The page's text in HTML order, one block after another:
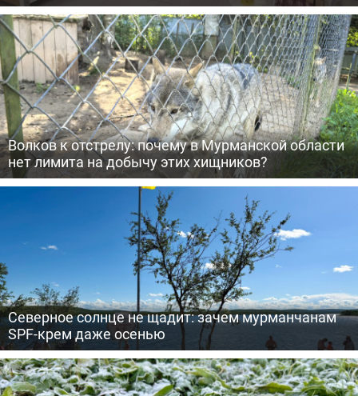
Волков к отстрелу: почему в Мурманской области
нет лимита на добычу этих хищников?
Северное солнце не щадит: зачем мурманчанам
SPF-крем даже осенью